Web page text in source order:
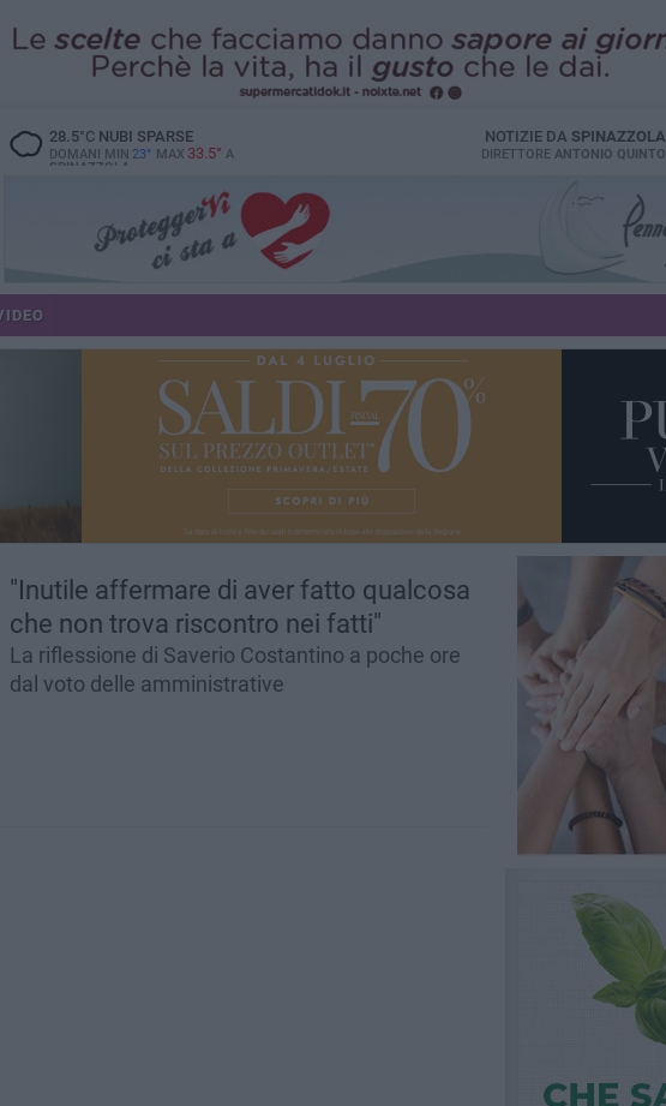
28.5°CNUBI SPARSE
DOMANI MIN 23° MAX 33.5° A
SPINAZZOLA
NOTIZIE DA SPINAZZOLA
DIRETTORE ANTONIO QUINTO
"Inutile affermare di aver fatto qualcosa
che non trova riscontro nei fatti"
La riflessione di Saverio Costantino a poche ore
dal voto delle amministrative